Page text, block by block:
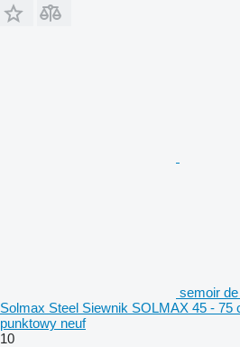
semoir
Solmax Steel Siewnik SOLMAX 45 -
punktowy neuf
10